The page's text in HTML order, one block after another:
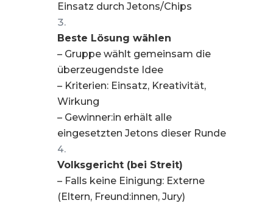
Einsatz durch Jetons/Chips
Beste Lösung wählen
– Gruppe wählt gemeinsam die
überzeugendste Idee
– Kriterien: Einsatz, Kreativität,
Wirkung
– Gewinner:in erhält alle
eingesetzten Jetons dieser Runde
Volksgericht (bei Streit)
– Falls keine Einigung: Externe
(Eltern, Freund:innen, Jury)